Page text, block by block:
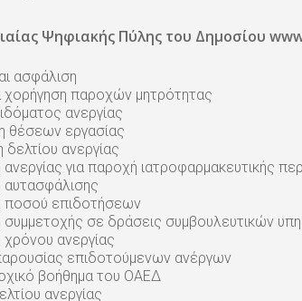
Ψηφιακής Πύλης του Δημοσίου
ασφάλιση
χορήγηση παροχών μητρότητας
ανεργίας
θέσεων εργασίας
ανεργίας
για παροχή ιατροφαρμακευτικής
ποσού επιδοτήσεων
σε δράσεις συμβουλευτικών
ανεργίας
επιδοτούμενων ανέργων
βοήθημα του ΟΑΕΔ
ανεργίας